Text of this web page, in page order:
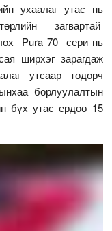
ухаалаг утас нь
загвартай
Pura 70 сери нь
ширхэг зарагдаж
утсаар тодорч
борлуулалтын
бүх утас ердөө 15